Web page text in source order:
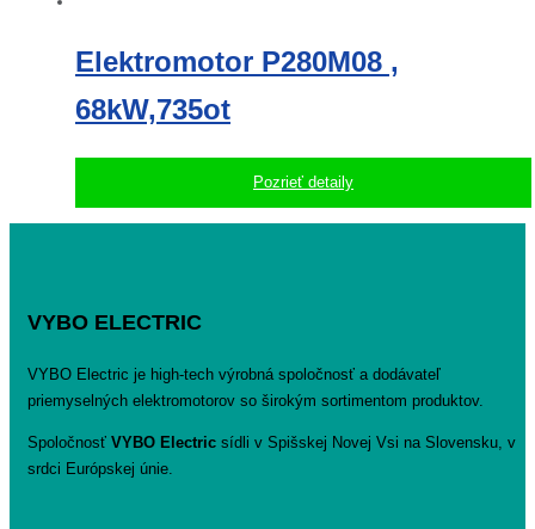
Elektromotor P280M08 ,
68kW,735ot
Pozrieť detaily
VYBO ELECTRIC
VYBO Electric je high-tech výrobná spoločnosť a dodávateľ
priemyselných elektromotorov so širokým sortimentom produktov.
Spoločnosť VYBO Electric sídli v Spišskej Novej Vsi na Slovensku, v
srdci Európskej únie.